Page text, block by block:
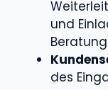
und
des